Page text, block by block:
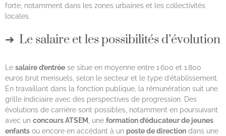
forte, notamment dans les zones urbaines et les collectivités
locales.
Le salaire et les possibilités d’évolution
Le salaire d’entrée se situe en moyenne entre 1 600 et 1 800
euros brut mensuels, selon le secteur et le type d’établissement.
En travaillant dans la fonction publique, la rémunération suit une
grille indiciaire avec des perspectives de progression. Des
évolutions de carrière sont possibles, notamment en poursuivant
avec un concours ATSEM , une formation d’éducateur de jeunes
enfants ou encore en accédant à un poste de direction dans une